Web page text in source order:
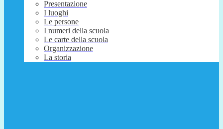
Presentazione
I luoghi
Le persone
I numeri della scuola
Le carte della scuola
Organizzazione
La storia